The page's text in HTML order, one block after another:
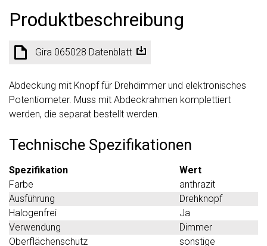
Produktbeschreibung
Gira 065028 Datenblatt
Abdeckung mit Knopf für Drehdimmer und elektronisches
Potentiometer. Muss mit Abdeckrahmen komplettiert
werden, die separat bestellt werden.
Technische Spezifikationen
Spezifikation
Wert
Farbe
anthrazit
Ausführung
Drehknopf
Halogenfrei
Ja
Verwendung
Dimmer
Oberflächenschutz
sonstige